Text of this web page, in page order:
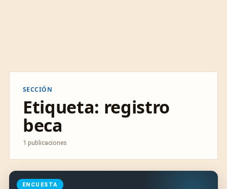
SECCIÓN
Etiqueta: registro
beca
1 publicaciones
ENCUESTA